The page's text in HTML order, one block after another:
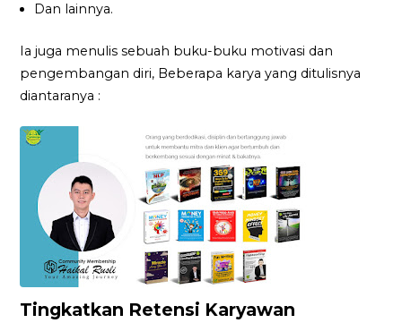
Dan lainnya.
Ia juga menulis sebuah buku-buku motivasi dan
pengembangan diri, Beberapa karya yang ditulisnya
diantaranya :
Tingkatkan Retensi Karyawan